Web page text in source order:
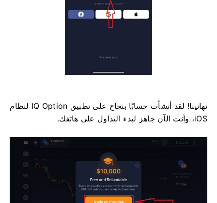
تهانينا! لقد أنشأت حسابًا بنجاح على تطبيق IQ Option لنظام
iOS، وأنت الآن جاهز لبدء التداول على هاتفك.